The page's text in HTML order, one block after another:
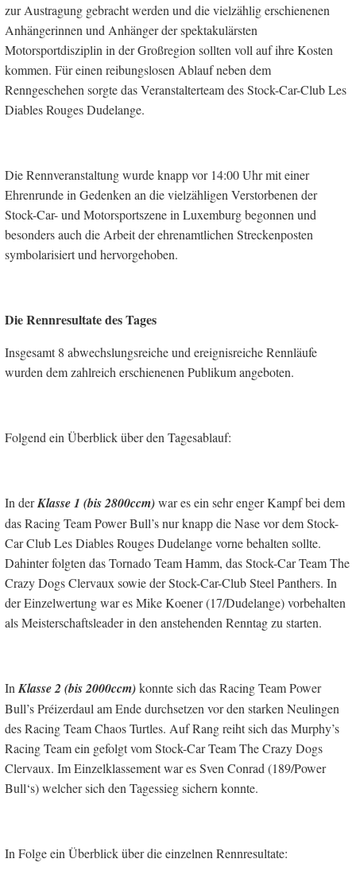
zur Austragung gebracht werden und die vielzählig erschienenen
Anhängerinnen und Anhänger der spektakulärsten
Motorsportdisziplin in der Großregion sollten voll auf ihre Kosten
kommen. Für einen reibungslosen Ablauf neben dem
Renngeschehen sorgte das Veranstalterteam des Stock-Car-Club Les
Diables Rouges Dudelange.
Die Rennveranstaltung wurde knapp vor 14:00 Uhr mit einer
Ehrenrunde in Gedenken an die vielzähligen Verstorbenen der
Stock-Car- und Motorsportszene in Luxemburg begonnen und
besonders auch die Arbeit der ehrenamtlichen Streckenposten
symbolarisiert und hervorgehoben.
Die Rennresultate des Tages
Insgesamt 8 abwechslungsreiche und ereignisreiche Rennläufe
wurden dem zahlreich erschienenen Publikum angeboten.
Folgend ein Überblick über den Tagesablauf:
In derKlasse 1 (bis 2800ccm)war es ein sehr enger Kampf bei dem
das Racing Team Power Bull’s nur knapp die Nase vor dem Stock-
Car Club Les Diables Rouges Dudelange vorne behalten sollte.
Dahinter folgten das Tornado Team Hamm, das Stock-Car Team The
Crazy Dogs Clervaux sowie der Stock-Car-Club Steel Panthers. In
der Einzelwertung war es Mike Koener (17/Dudelange) vorbehalten
als Meisterschaftsleader in den anstehenden Renntag zu starten.
In Klasse 2 (bis 2000ccm)konnte sich das Racing Team Power
Bull’s Préizerdaul am Ende durchsetzen vor den starken Neulingen
des Racing Team Chaos Turtles. Auf Rang reiht sich das Murphy’s
Racing Team ein gefolgt vom Stock-Car Team The Crazy Dogs
Clervaux. Im Einzelklassement war es Sven Conrad (189/Power
Bull‘s) welcher sich den Tagessieg sichern konnte.
In Folge ein Überblick über die einzelnen Rennresultate: